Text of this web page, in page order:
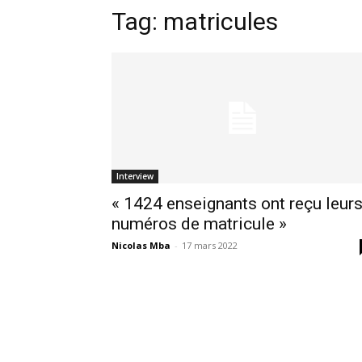
Tag: matricules
Interview
« 1424 enseignants ont reçu leurs
numéros de matricule »
Nicolas Mba - 17 mars 2022